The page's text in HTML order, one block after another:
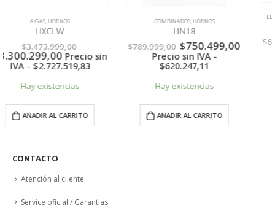
COMBINADOS
HN18
789.999,00 El
precio
original
era:
$789.999,00.
$750.499,00 El
precio
$750.499,00.
Precio sin IVA -
$620.247,11
Hay existencias
AÑADIR AL CARRITO
HEXG
$684.999,00 El
precio
original
era:
$ 650.749,00 El
Precio sin IVA -
$588.913,12
Hay existencias
CONTACTO
Atención al cliente
Service oficial / Garantías